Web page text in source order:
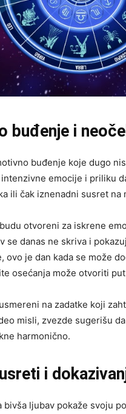
buđenje i
buđenje koje dugo
emocije i priliku
ili čak iznenadni susret
otvoreni za iskrene
se danas ne skriva i
ovo je dan kada se može
osećanja može otvoriti
na zadatke koji
misli, zvezde sugerišu
harmonično.
i
bivša ljubav pokaže svoju